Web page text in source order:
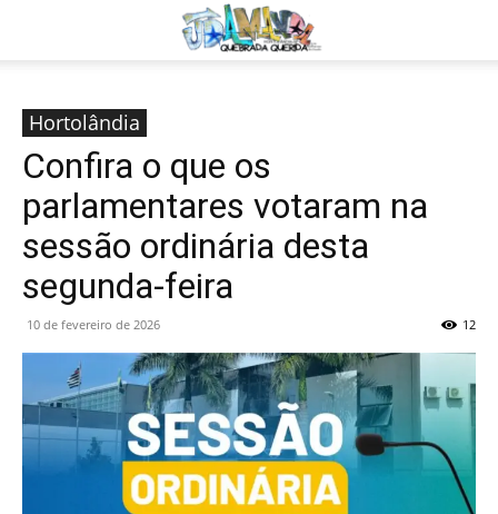
Hortolândia
Confira o que os
parlamentares votaram na
sessão ordinária desta
segunda-feira
10 de fevereiro de 2026 12